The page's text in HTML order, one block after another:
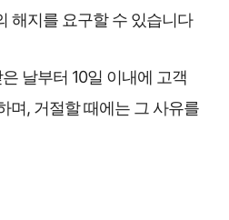
해지를 요구할 수 있습니다
날부터 10일 이내에 고객
며, 거절할 때에는 그 사유를